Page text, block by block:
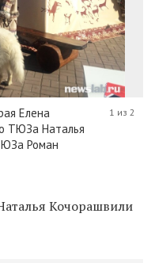
Елена
ТЮЗа Наталья
Роман
1 из 2
Кочорашвили